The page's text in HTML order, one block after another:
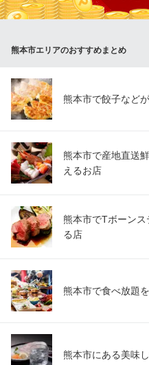
熊本市エリアのおすすめまとめ
熊本市で餃子など
熊本市で産地直送
えるお店
熊本市でTボーンス
る店
熊本市で食べ放題
熊本市にある美味